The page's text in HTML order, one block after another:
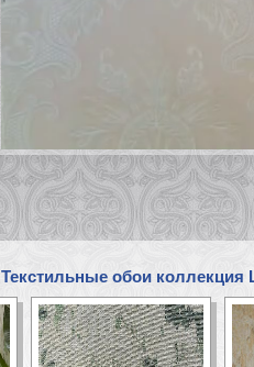
Текстильные обои коллекция